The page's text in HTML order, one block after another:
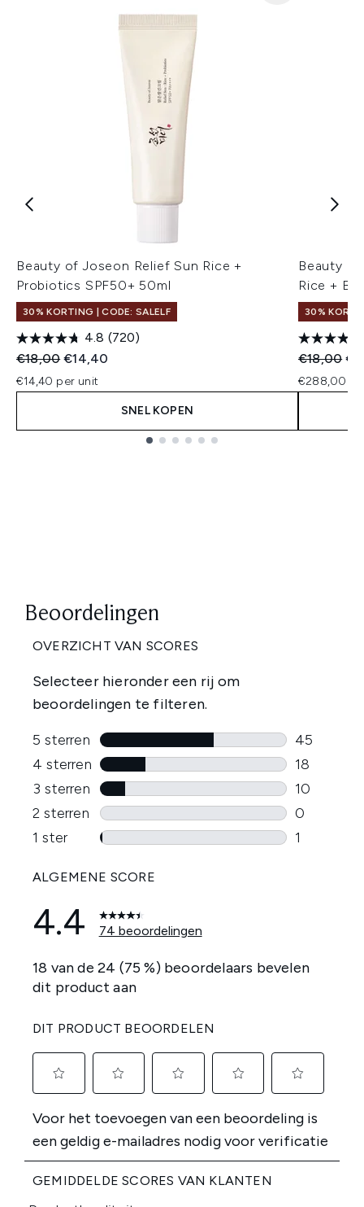
Beauty of Joseon Relief Sun Rice +
Probiotics SPF50+ 50ml
30% KORTING | CODE: SALELF
4.8 (720)
Recommended Retail Price:
€18,00Huidige prijs:
€14,40
€14,40 per unit
SNEL KOPEN
Beauty
Rice +
30%
€18,00
€288,00